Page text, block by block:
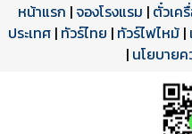
โปรแกรมทัวร์
ดาว
รีวิวลูกค้าจริง
รีวิวจาก eTravelWay
ใบอนุญาตนำเที่ยว
เลขที่ 11/11450
หน้าแรก |จองโรงแรม | ตั๋วเค
ประเทศ | ทัวร์ไทย | ทัวร์ไฟไหม้ |
| นโยบาย